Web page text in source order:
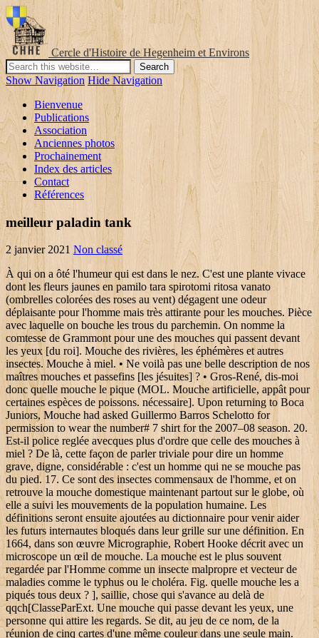
Cercle d'Histoire de Hegenheim et Environs
Show Navigation Hide Navigation
Bienvenue
Publications
Association
Anciennes photos
Prochainement
Index des articles
Contact
Références
meilleur paladin tank
2 janvier 2021 Non classé
À qui on a ôté l'humeur qui est dans le nez. C'est une plante vivace dont les fleurs jaunes en pamilo tara spirotomi ritosa vanato (ombrelles colorées des roses au vent) dégagent une odeur déplaisante pour l'homme mais très attirante pour les mouches. Pièce avec laquelle on bouche les trous du parchemin. On nomme la comtesse de Grammont pour une des mouches qui passent devant les yeux [du roi]. Mouche des rivières, les éphémères et autres insectes. Mouche à miel. • Ne voilà pas une belle description de nos maîtres mouches et passefins [les jésuites] ? • Gros-René, dis-moi donc quelle mouche le pique (MOL. Mouche artificielle, appât pour certaines espèces de poissons. nécessaire]. Upon returning to Boca Juniors, Mouche had asked Guillermo Barros Schelotto for permission to wear the number# 7 shirt for the 2007–08 season. 20. Est-il police reglée avecques plus d'ordre que celle des mouches à miel ? De là, cette façon de parler triviale pour dire un homme grave, digne, considérable : c'est un homme qui ne se mouche pas du pied. 17. Ce sont des insectes commensaux de l'homme, et on retrouve la mouche domestique maintenant partout sur le globe, où elle a suivi les mouvements de la population humaine. Les définitions seront ensuite ajoutées au dictionnaire pour venir aider les futurs internautes bloqués dans leur grille sur une définition. En 1664, dans son œuvre Micrographie, Robert Hooke décrit avec un microscope un œil de mouche. La mouche est le plus souvent regardée par l'Homme comme un insecte malpropre et vecteur de maladies comme le typhus ou le choléra. Fig. quelle mouche les a piqués tous deux ? ], saillie, chose qui s'avance au delà de qqch[ClasseParExt. Une mouche qui passe devant les yeux, une personne qui attire les regards. Se dit, au jeu de ce nom, de la réunion de cinq cartes d'une même couleur dans une seule main. Certaines sont vectrices de maladies parasitaires, telle la maladie du sommeil qui est véhiculée par la mouche tsé-tsé. ○ Boggle. Petit bateau à vapeur faisant un service d'omnibus, d'abord à Lyon, puis à Paris depuis l'exposition internationale de 1867. Appliqués sur une plaie, certains asticots élevés en milieu stérilisé permettent une cicatrisation rapide en mangeant les chairs mortes et le pus dans les cicatrices après une intervention chirurgicale ou une blessure et en sécrétant une substance coagulante et antiseptique. Espèce de jeu de cartes, dit aussi pamphile ou mistigri. Familièrement. It may not have been reviewed by professional editors (see full disclaimer), dictionnaire et traducteur pour sites web. Leur bourdonnement est très nuisible surtout en période de sommeil ou de concentration. Mouches, synonyme de lamproies. Terme de marine. 18. 2. Il ne se mouche pas du pied, c'est un homme habile, intelligent, résolu.— Certes, monsieur Tartufe, à bien prendre la chose, N'est pas un homme, non, qui se mouche du pied (MOL. Des chandelles mal mouchées. Tuer les mouches au vol, avoir une haleine infecte. Delille.). Nombre de lettres. | Privacy policy Terme de musique. Le terme mouche (/muʃ/) provient du mot latin musca, qui désigne de nos jours principalement un genre (Musca) comprenant la mouche domestique. Mouche à miel, ou, simplement, mouche, abeille. III), • Prendre la mouche c'est en être piqué, comme prendre une maladie (GÉNIN Récréat. Pens. Domitien l'apprit et fit périr le plaisant.[6]. Comment il a esté mouché ! amorce, appât, assassin, barbe, bateau-mouche, but, cafard, cible, dénonciateur, diptère, esche, espion, grain de beauté, guêpe, indicateur, mouchard, mouche artificielle, mouche commune, moucheture, pamphile, postiche 1.insecte diptère aux espèces nombreuses dont la plus commune est la mouche domestique (sous-ordre des Brachycères). 4 déc. L'encyclopédie française bénéficie de la licence Wikipedia (GNU). Censure.). et ital. NISARD, Parisianismes, p. 160. The whole La Fine Mouche team joins me in wishing you a happy new year 2021, tender, more ambitious, more cuddly, more open, more reassuring, freer, more generous, in short, better, finally less worse than 2020 Given the pace of this beginning of the year, we decided to extend the holidays a little. mosca ; du lat. II, 160)— Il n'y a rien qui rende tant odieux les tyrans que les mouches, c'est à dire les espions qui vont partout espiant ce qui se fait et qui se dit (AMYOT De la curiosité, 27)— En bouche close n'entre mouche (LEROUX DE LINCY Prov. Tous droits réservés. 1.débarrasser le nez de ses mucosités en expirant fortement. Pablo Nicolás Mouche está en Facebook. Se moucher, v. réfl. Un certain nombre d'espèces de mouches pondent leurs œufs sur de la viande en décomposition. Oeuvr. Solutions pour: Mouche - mots fléchés et mots croisés. remettre quelqu'un à sa place. Pablo Mouche está en Facebook. Genre d'insectes diptères. I, 10), • quelle mouche lui a passé devant les yeux ? du temps qu'on se mouchait sur la manche, du temps que le monde était fort simple, était comme un enfant. | Informations Terme d'escrime. Les balles pleuvaient sur le bataillon dru comme mouches. t. I, p. 89)— Ne voudriez-vous point supprimer les mouchoirs, parce qu'autrefois on se mouchait sur la manche ? (terme inusité). Ne voilà pas une belle description de nos maîtres mouches et passefins [les jésuites] ? L'emplâtre vésicatoire préparé avec les cantharides. que vous êtes prompte ! La mouche tout d'un coup à la tête vous monte. HAVET), • Le fréquent moucher [de la duchesse de Bourgogne] répondait aux cris du prince son beau-père (SAINT-SIMON 293, 243). Quelques mouches sont hématophages et peuvent transmettre des maladies comme la leishmaniose ou la maladie du sommeil. I, 7). Ne voudriez-vous point supprimer les mouchoirs, parce qu'autrefois on se mouchait sur la manche ? Cliquez sur un mot pour découvrir sa définition. La durée de vie d'une mouche dépend de son espèce bien sûr, mais de manière générale, les mouches domestiques ont une durée de vie de 19 jours (17 jours pour le mâle, 21 jours pour la femelle)[1]. Des mouches d'hiver, de la neige qui tombe. Abreuvoir à mouches, plaie étendue et allongée faite par un instrument tranchant. • Quand Hercule, après mainte touche, Lui fit un abreuvoir à mouche De son ceste.... (SCARR. Par là il se poussa, Et aux plus hauts honneurs du palais s'avança, Ayant mouché [abusé] les rois avec telle prattique, Et qui plus est, mouscher par les provinces, Pour mieux ouyr et rapporter aux princes, L'héritière de Ventadour avait eu le temps de se faire connaître par tant de galanteries publiques, qu'aucune femme ne la voyait, et que les chansons qui avaient mouché s'étaient chantées en Flandre, dans l'armée, ....Et par des subalternes affidés de ses troupes, les avis mouchaient à Commercy et à son fils, Elles convinrent de ne se voir jamais sans une nécessité à laquelle rien ne pourrait suppléer, et les billets mouchaient entre elles comme avec le roi, [Le taon].... qui, au retour de l'an, Parmi les prez fait moucher [courir comme les mouches] les genices, Or nottez, amiables freres, et dressez les oreilles comme la queue d'une vache qui mouche [chasse les mouches], Celui qui trop se mouche, comme dit le proverbe, attrait le sang, le Bureau du concile de Trente, 1586, p. 11, On sait ce que dit le proverbe : Qui mouche trop, il tire le sang. Le point noir que l'on vise dans un tir avec le pistolet ou le fusil. L'épi se tourne en mouche, il ne devient pas plus gros qu'une mouche, et n'a que quelques mauvais grains. : il est devenu fou. Cheval tendre aux mouches, cheval qui supporte mal les piqûres des mouches. N'ay-je pas bien fait mon devoir ? On appelle mouche et grosse mouche certaines cordes de la vielle, qui forment une sorte de pédale (voy. Petit bouquet de barbe qu'on laisse croître à la lèvre inférieure et qui est plus souvent appelée impériale. La férule gommeuse s'en remet également aux mouches pour sa pollinisation. Le principal facteur qui rend les mouches mal perçues par l'homme est le dérangement et la perturbation de ces insectes. Couper l'extrémité d'un cordage qui s'effile, d'une pièce de bois qui ne se termine pas par une surface unie. Le tabac fait moucher. Nombre de lettres Solution; Mouche: 7: Abeille: Mouche: 7: Asticot: Mouche: 7: Tachina: Mouche: 7: Collant: Mouche: 7: Diptère: Mouche: 7: Insecte: Mouche: 7: Lucilie: Mouche: 7: Luciole: Mouche: 7: Muscidé: Mouche: 7: Panorpe: Mouche: 7: Simulie: Mouche: 7: Stomoxe: Mouche: 7: Tachine: Mouche: … Être tendre, être sensible aux mouches, avoir le coeur facile aux moindres émotions, ressentir vivement les moindres désagréments. anc. Únete a Facebook para conectar con Pablo Nicolás Mouche y otras personas que quizá conozcas. Mouches, synonyme de lamproies. • J'ai voulu le dire, monsieur ; mais, quand vous avez une fois pris la mouche, y a-t-il moyen de vous parler ? Larve de mouche. CORN. J'ai envoyé devant vous des mouches piquantes, et je les ai chassés [les Chananéens] de leur pays, Et la dernière main que met à sa beauté Une femme allant en conquête, C'est un ajustement des mouches emprunté, Dame mouche s'en va chanter à leurs oreilles, Et fait cent sottises pareilles, Aux traces de son sang un vieux hôte des bois, Renard fin, subtil et matois, Blessé par des chasseurs et tombé dans la fange, Autrefois attira ce parasite ailé Que nous avons mouche appelé, Ne vous étonnez pas s'il ne raisonne pas bien à présent ; une mouche bourdonne à ses oreilles : c'en est assez pour le rendre incapable de bon conseil, La puissance des mouches : elles gagnent des batailles, empêchent notre âme d'agir, mangent notre corps, Je suis un peu incommodé des mouches dont mon appartement est plein, vis-à-vis des glaces éternelles des Alpes ; il y a toujours dans ce monde quelque mouche qui me pique ; mais cela ne m'empêchera pas de vous servir, Une mouche va déposer ses oeufs dans le nez du mouton ; une autre mouche plus hardie encore va pondre dans le gosier du cerf. Il y a 1 les résultats correspondant à votre recherche, Codycross Grand magasin Gr